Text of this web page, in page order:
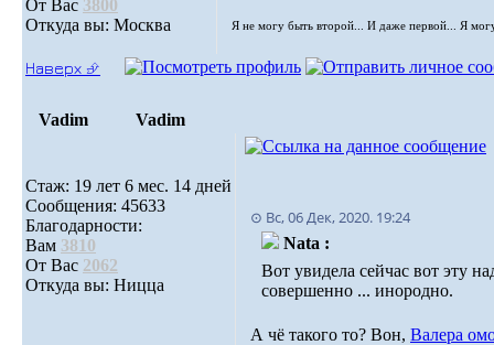
От Вас 3800
Откуда вы: Москва
Я не могу быть второй... И даже первой... Я
Наверх ⮵
Vadim Vadim
Стаж: 19 лет 6 мес. 14 дней
Сообщения: 45633
Благодарности:
Вам 3810
От Вас 2062
Откуда вы: Ницца
⊙ Вс, 06 Дек, 2020. 19:24
Nata :
Вот увидела сейчас вот эту
совершенно ... инородно.
А чё такого то? Вон, Валера